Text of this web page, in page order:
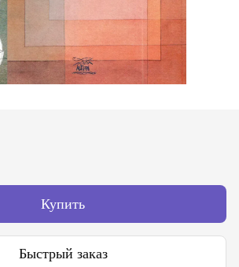
Купить
Быстрый заказ